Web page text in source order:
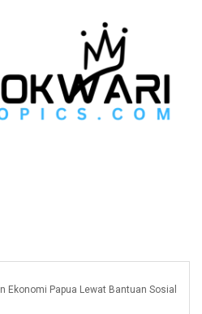
Ekonomi Papua Lewat Bantuan Sosial